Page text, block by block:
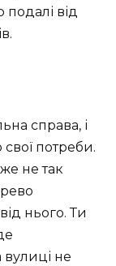
від
справа, і
потреби.
не так
нього. Ти
не